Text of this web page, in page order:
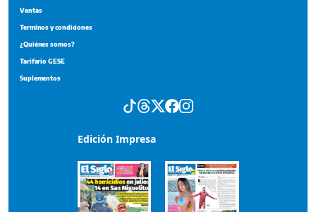
Portada del impreso del 4 de agosto de 2026